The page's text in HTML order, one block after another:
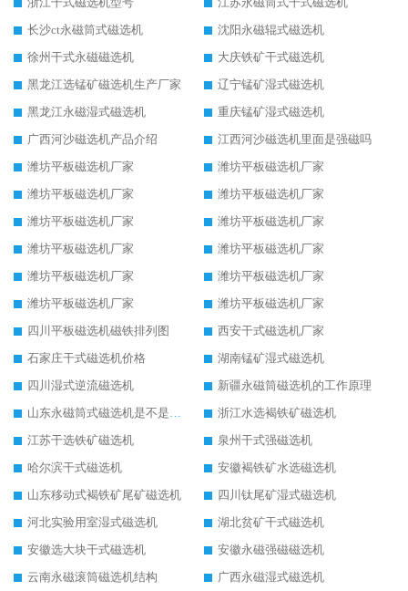
长沙ct永磁筒式磁选机
沈阳永磁辊式磁选机
徐州干式永磁磁选机
大庆铁矿干式磁选机
黑龙江选锰矿磁选机生产厂家
辽宁锰矿湿式磁选机
黑龙江永磁湿式磁选机
重庆锰矿湿式磁选机
广西河沙磁选机产品介绍
江西河沙磁选机里面是强磁吗
潍坊平板磁选机厂家
潍坊平板磁选机厂家
潍坊平板磁选机厂家
潍坊平板磁选机厂家
潍坊平板磁选机厂家
潍坊平板磁选机厂家
潍坊平板磁选机厂家
潍坊平板磁选机厂家
潍坊平板磁选机厂家
潍坊平板磁选机厂家
潍坊平板磁选机厂家
潍坊平板磁选机厂家
四川平板磁选机磁铁排列图
西安干式磁选机厂家
石家庄干式磁选机价格
湖南锰矿湿式磁选机
四川湿式逆流磁选机
新疆永磁筒磁选机的工作原理
山东永磁筒式磁选机是不是强磁
浙江水选褐铁矿磁选机
江苏干选铁矿磁选机
泉州干式强磁选机
哈尔滨干式磁选机
安徽褐铁矿水选磁选机
山东移动式褐铁矿尾矿磁选机
四川钛尾矿湿式磁选机
河北实验用室湿式磁选机
湖北贫矿干式磁选机
安徽选大块干式磁选机
安徽永磁强磁磁选机
云南永磁滚筒磁选机结构
广西永磁湿式磁选机